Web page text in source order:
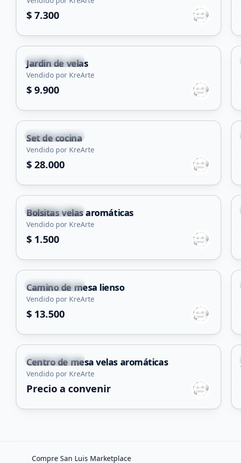
$ 7.300
Villa Mercedes
Jardin de velas
Vendido por KreArte
$ 9.900
Villa Mercedes
Set de cocina
Vendido por KreArte
$ 28.000
Villa Mercedes
Bolsitas velas aromáticas
Vendido por KreArte
$ 1.500
Villa Mercedes
Camino de mesa lienso
Vendido por KreArte
$ 13.500
Villa Mercedes
Centro de mesa velas aromáticas
Vendido por KreArte
Precio a convenir
Compre San Luis Marketplace